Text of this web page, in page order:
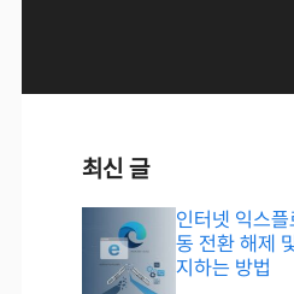
최신 글
인터넷 익스
동 전환 해제
지하는 방법